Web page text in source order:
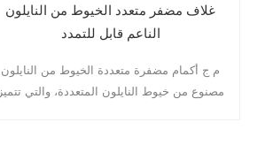
غلاف مضفر متعدد الخيوط من النايلون
الناعم قابل للتمدد
م ج أكمام مضفرة متعددة الخيوط من النايلون
مصنوع من خيوط النايلون المتعددة، والتي تتميز